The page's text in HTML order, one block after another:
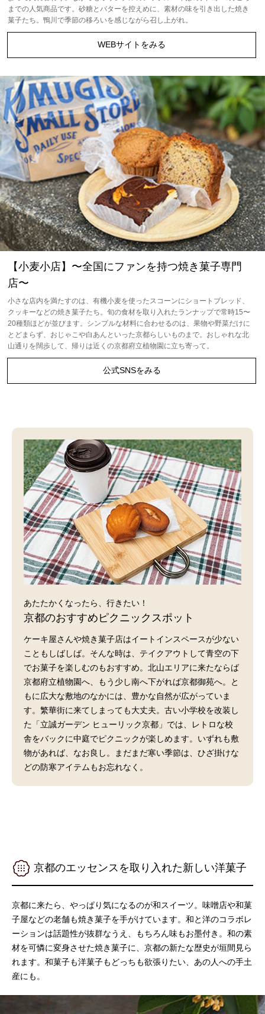
までの人気商品です。砂糖とバターを控えめに、素材の味を引き出した焼き
菓子たち。鴨川で季節の移ろいを感じながら召し上がれ。
WEBサイトをみる
【小麦小店】〜全国にファンを持つ焼き菓子専門
店〜
小さな店内を満たすのは、有機小麦を使ったスコーンにショートブレッド、
クッキーなどの焼き菓子たち。旬の食材を取り入れたランナップで常時15〜
20種類ほどが並びます。シンプルな材料に合わせるのは、果物や野菜だけに
とどまらず、おじゃこや白あんといった京都らしいものまで。おしゃれな北
山通りを闊歩して、帰りは近くの京都府立植物園に立ち寄って。
公式SNSをみる
あたたかくなったら、行きたい！
京都のおすすめピクニックスポット
ケーキ屋さんや焼き菓子店はイートインスペースが少ない
こともしばしば。そんな時は、テイクアウトして青空の下
でお菓子を楽しむのもおすすめ。北山エリアに来たならば
京都府立植物園へ、もう少し南へ下がれば京都御苑へ。と
もに広大な敷地のなかには、豊かな自然が広がっていま
す。繁華街に来てしまっても大丈夫。古い小学校を改装し
た「立誠ガーデン ヒューリック京都」では、レトロな校
舎をバックに中庭でピクニックが楽しめます。いずれも敷
物があれば、なお良し。まだまだ寒い季節は、ひざ掛けな
どの防寒アイテムもお忘れなく。
京都のエッセンスを取り入れた新しい洋菓子
京都に来たら、やっぱり気になるのが和スイーツ。味噌店や和菓
子屋などの老舗も焼き菓子を手がけています。和と洋のコラボレ
ーションは話題性が抜群なうえ、もちろん味もお墨付き。和の素
材を可憐に変身させた焼き菓子に、京都の新たな歴史が垣間見ら
れます。和菓子も洋菓子もどっちも欲張りたい、あの人への手土
産にも。